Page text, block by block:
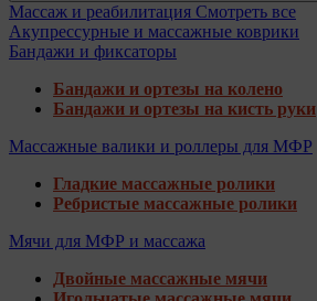
Массаж и реабилитация Смотреть все
Акупрессурные и массажные коврики
Бандажи и фиксаторы
Бандажи и ортезы на колено
Бандажи и ортезы на кисть руки
Массажные валики и роллеры для МФР
Гладкие массажные ролики
Ребристые массажные ролики
Мячи для МФР и массажа
Двойные массажные мячи